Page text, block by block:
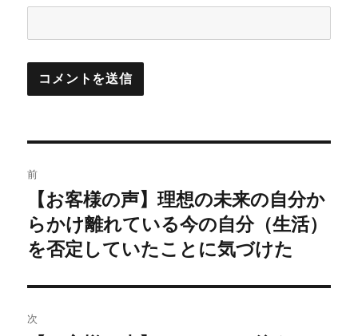
稿
ナ
ビ
ゲ
ー
前
の
投
【お客様の声】理想の未来の自分か
らかけ離れている今の自分（生活）
を否定していたことに気づけた
次